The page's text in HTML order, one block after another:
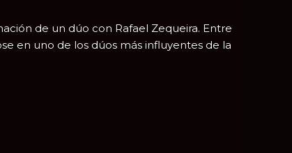
de un dúo con Rafael Zequeira. Entre
en uno de los dúos más influyentes de la